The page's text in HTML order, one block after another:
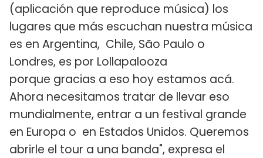
(aplicación que reproduce música) los
lugares que más escuchan nuestra música
es en Argentina, Chile, São Paulo o
Londres, es por Lollapalooza
porque gracias a eso hoy estamos acá.
Ahora necesitamos tratar de llevar eso
mundialmente, entrar a un festival grande
en Europa o en Estados Unidos. Queremos
abrirle el tour a una banda", expresa el